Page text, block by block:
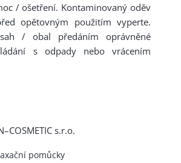
/ ošetření. Kontaminovaný oděv
opětovným použitím vyperte.
/ obal předáním oprávněné
s odpady nebo vrácením
s.r.o.
pomůcky